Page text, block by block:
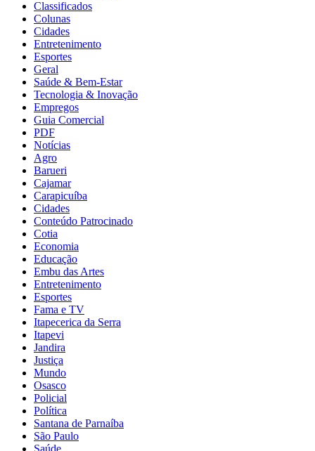
Classificados
Colunas
Cidades
Entretenimento
Esportes
Geral
Saúde & Bem-Estar
Tecnologia & Inovação
Empregos
Guia Comercial
PDF
Notícias
Agro
Barueri
Cajamar
Carapicuíba
Cidades
Conteúdo Patrocinado
Cotia
Economia
Educação
Embu das Artes
Entretenimento
Esportes
Fama e TV
Itapecerica da Serra
Itapevi
Jandira
Justiça
Mundo
Osasco
Policial
Política
Santana de Parnaíba
São Paulo
Saúde